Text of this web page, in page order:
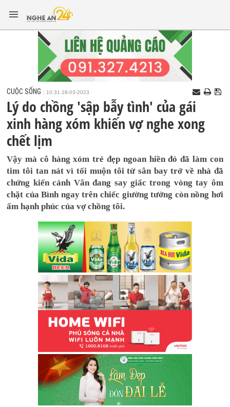
CUỘC SỐNG 10:31 28-03-2023
Lý do chồng 'sập bẫy tình' của gái
xinh hàng xóm khiến vợ nghe xong
chết lịm
Vậy mà cô hàng xóm trẻ đẹp ngoan hiền đó đã làm con
tim tôi tan nát vì tối muộn tôi từ sân bay trở về nhà đã
chứng kiến cảnh Vân đang say giấc trong vòng tay ôm
chặt của Bình ngay trên chiếc giường tưởng còn nồng hơi
ấm hạnh phúc của vợ chồng tôi.